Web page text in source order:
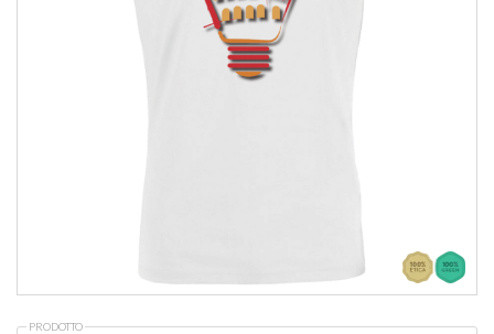
PRODOTTO